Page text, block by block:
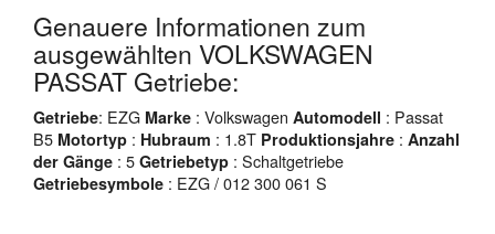
Genauere Informationen zum
ausgewählten VOLKSWAGEN
PASSAT Getriebe:
Getriebe: EZG Marke : Volkswagen Automodell : Passat
B5 Motortyp : Hubraum : 1.8T Produktionsjahre : Anzahl
der Gänge : 5 Getriebetyp : Schaltgetriebe
Getriebesymbole : EZG / 012 300 061 S